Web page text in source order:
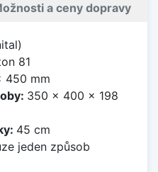
a ceny dopravy
81
450 mm
350 x 400 x 198
45 cm
jeden způsob